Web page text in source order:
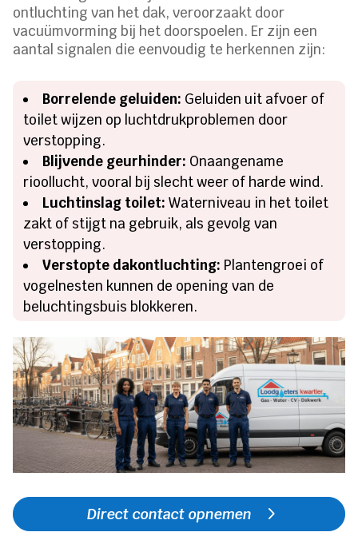
ontluchting van het dak, veroorzaakt door
vacuümvorming bij het doorspoelen. Er zijn een
aantal signalen die eenvoudig te herkennen zijn:
Borrelende geluiden: Geluiden uit afvoer of
toilet wijzen op luchtdrukproblemen door
verstopping.
Blijvende geurhinder: Onaangename
rioollucht, vooral bij slecht weer of harde wind.
Luchtinslag toilet: Waterniveau in het toilet
zakt of stijgt na gebruik, als gevolg van
verstopping.
Verstopte dakontluchting: Plantengroei of
vogelnesten kunnen de opening van de
beluchtingsbuis blokkeren.
Direct contact opnemen